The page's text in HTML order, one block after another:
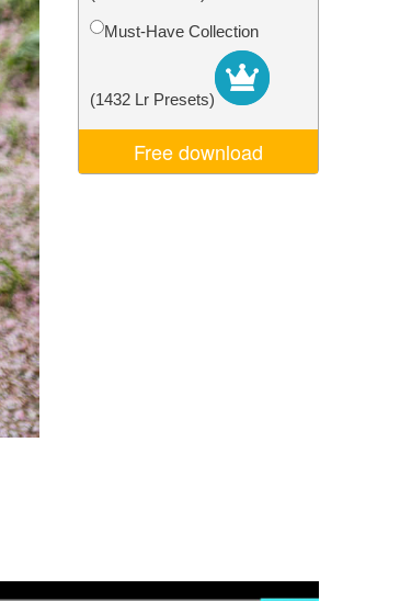
Video Editing ServicesMust-Have Collection
(1432 Lr Presets)
Free download